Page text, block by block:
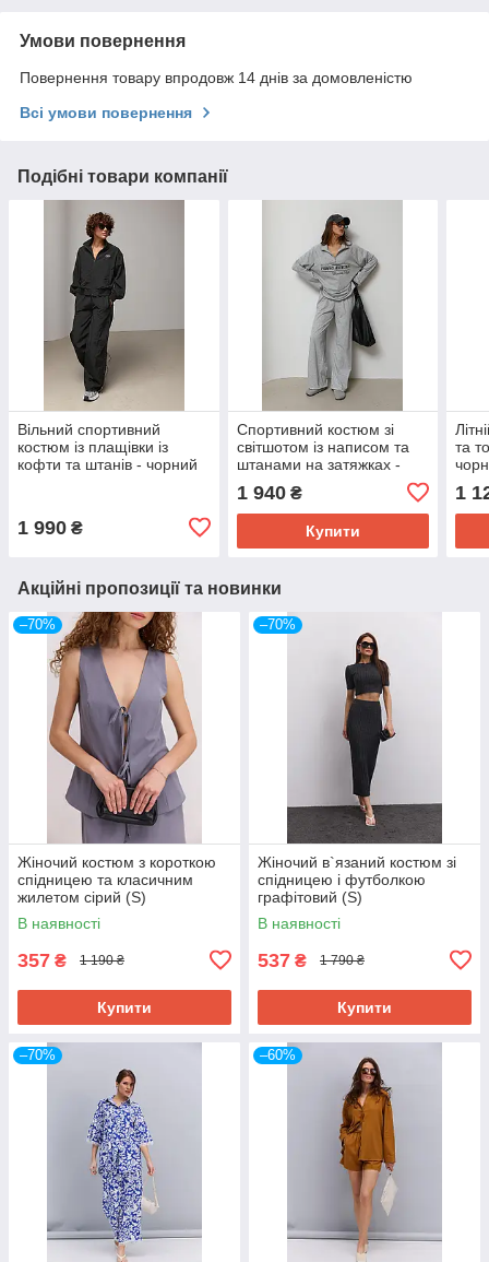
Умови повернення
Повернення товару впродовж 14 днів за домовленістю
Всі умови повернення
Подібні товари компанії
Вільний спортивний
костюм із плащівки із
кофти та штанів - чорний
1 990 ₴
Спортивний костюм зі
світшотом із написом та
штанами на затяжках -
сірий цвет, M (є розміри)
1 940₴
Купити
та
1
Акційні пропозиції та новинки
–70%
Жіночий костюм з короткою
спідницею та класичним
жилетом сірий (S)
В наявності
357 ₴ 1 190 ₴
Купити
–70%
Жіночий в`язаний костюм зі
спідницею і футболкою
графітовий (S)
В наявності
537 ₴ 1 790 ₴
Купити
–70% –60%